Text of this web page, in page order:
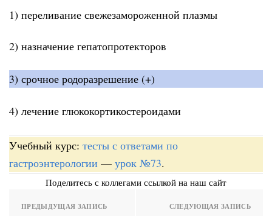
1) переливание свежезамороженной плазмы
2) назначение гепатопротекторов
3) срочное родоразрешение (+)
4) лечение глюкокортикостероидами
Учебный курс: тесты с ответами по
гастроэнтерологии — урок №73.
Поделитесь с коллегами ссылкой на наш сайт
ПРЕДЫДУЩАЯ ЗАПИСЬ СЛЕДУЮЩАЯ ЗАПИСЬ